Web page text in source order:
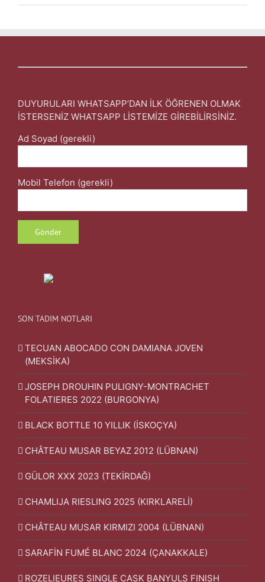
DUYURULARI WHATSAPP’DAN İLK ÖĞRENEN OLMAK
İSTERSENİZ WHATSAPP LİSTEMİZE GİREBİLİRSİNİZ.
Ad Soyad (gerekli)
Mobil Telefon (gerekli)
SON TADIM NOTLARI
TECUAN ABOCADO CON DAMIANA JOVEN
(MEKSİKA)
JOSEPH DROUHIN PULIGNY-MONTRACHET
FOLATIERES 2022 (BURGONYA)
BLACK BOTTLE 10 YILLIK (İSKOÇYA)
CHÂTEAU MUSAR BEYAZ 2012 (LÜBNAN)
GÜLOR XXX 2023 (TEKİRDAĞ)
CHAMLIJA RIESLING 2025 (KIRKLARELİ)
CHÂTEAU MUSAR KIRMIZI 2004 (LÜBNAN)
SARAFİN FUMÉ BLANC 2024 (ÇANAKKALE)
ROZELIEURES SINGLE CASK BANYULS FINISH